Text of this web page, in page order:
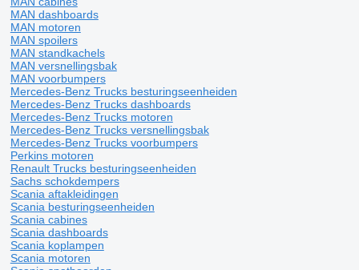
MAN dashboards
MAN motoren
MAN spoilers
MAN standkachels
MAN versnellingsbak
MAN voorbumpers
Mercedes-Benz Trucks besturingseenheiden
Mercedes-Benz Trucks dashboards
Mercedes-Benz Trucks motoren
Mercedes-Benz Trucks versnellingsbak
Mercedes-Benz Trucks voorbumpers
Perkins motoren
Renault Trucks besturingseenheiden
Sachs schokdempers
Scania aftakleidingen
Scania besturingseenheiden
Scania cabines
Scania dashboards
Scania koplampen
Scania motoren